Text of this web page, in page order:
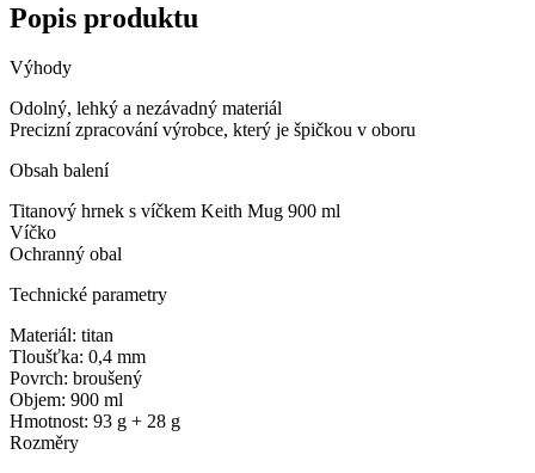
Popis produktu
Výhody
Odolný, lehký a nezávadný materiál
Precizní zpracování výrobce, který je špičkou v oboru
Obsah balení
Titanový hrnek s víčkem Keith Mug 900 ml
Víčko
Ochranný obal
Technické parametry
Materiál: titan
Tloušťka: 0,4 mm
Povrch: broušený
Objem: 900 ml
Hmotnost: 93 g + 28 g
Rozměry